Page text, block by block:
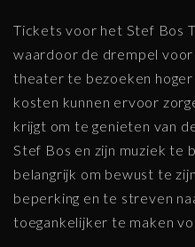
Tickets voor het Stef Bos
waardoor de drempel
theater te bezoeken hoger
kosten kunnen ervoor
krijgt om te genieten van
Stef Bos en zijn muziek te
belangrijk om bewust te
beperking en te streven
toegankelijker te maken